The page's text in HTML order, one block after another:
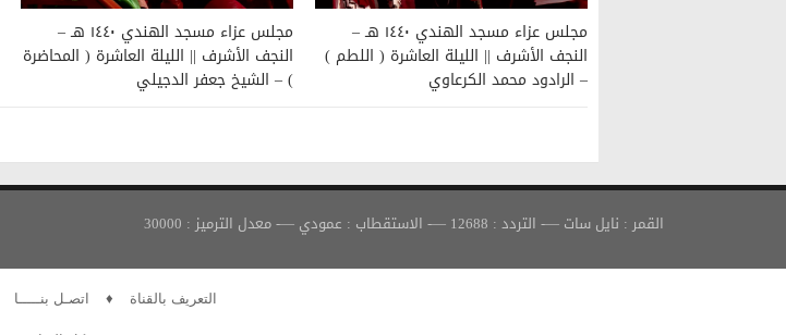
مجلس عزاء مسجد الهندي ١٤٤٠ هـ –
النجف الأشرف || الليلة العاشرة ( اللطم )
– الرادود محمد الكرعاوي
مجلس عزاء مسجد الهندي ١٤٤٠ هـ –
النجف الأشرف || الليلة العاشرة ( المحاضرة
) – الشيخ جعفر الدجيلي
القمر : نايل سات —- التردد : 12688 —- الاستقطاب : عمودي —- معدل الترميز : 30000
التعريف بالقناة ♦ اتصـل بنـــــا